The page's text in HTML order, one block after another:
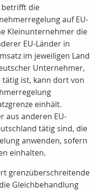
betrifft die
auf EU-
Kleinunternehmer die
EU-Länder in
im jeweiligen Land
Unternehmer,
tätig ist, kann dort von
einhält.
aus anderen EU-
tätig sind, die
anwenden, sofern
einhalten.
grenzüberschreitende
Gleichbehandlung